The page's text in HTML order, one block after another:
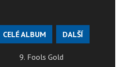
CELÉ ALBUM DALŠÍ
9. Fools Gold